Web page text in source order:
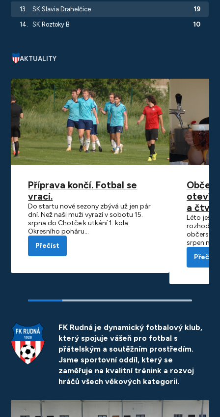
13. SK Slavia Drahelčice 19
14. SK Roztoky B 10
AKTUALITY
Příprava končí. Fotbal se
vrací.
Do startu nové sezony zbývá už jen pár
dní. Než naši muži vyrazí v sobotu 15.
srpna do Chotče k utkání 1. kola
Okresního poháru…
Přečíst
a
Léto ještě
rozhodli
občerstvení i
srpen nás
Přečíst
FK Rudná je dynamický fotbalový klub,
který spojuje vášeň pro fotbal s
přátelským a soutěžním prostředím.
Jsme sportovní oddíl, který se
zaměřuje na kvalitní trénink a rozvoj
hráčů všech věkových kategorií.